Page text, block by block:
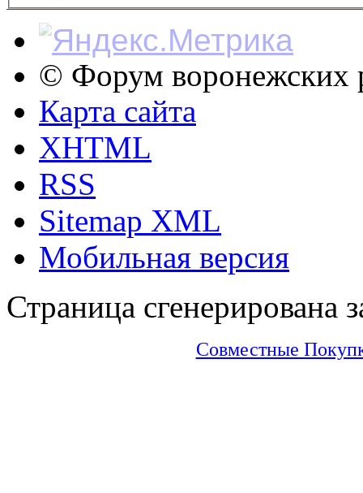
© Форум воронежских
Карта сайта
XHTML
RSS
Sitemap XML
Мобильная версия
Страница сгенерирована
Совместные